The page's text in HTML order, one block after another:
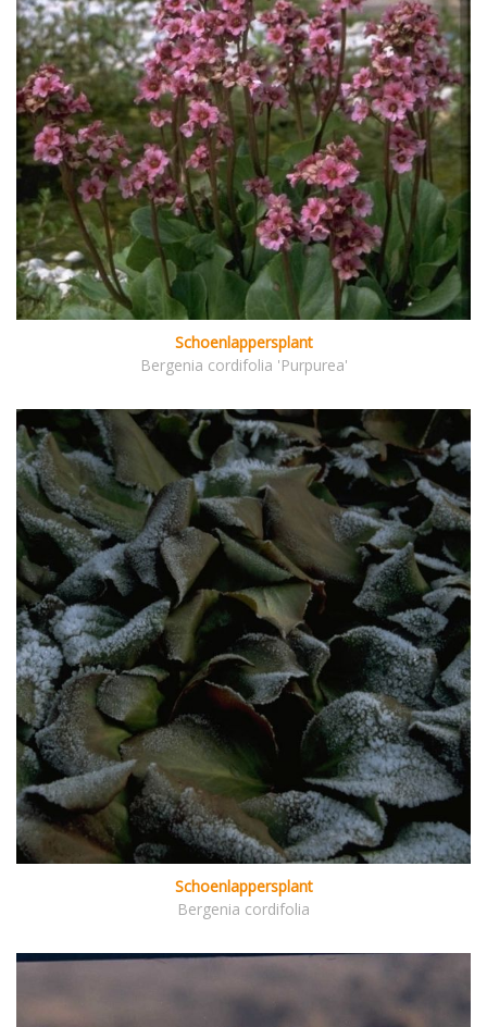
Schoenlappersplant
Bergenia cordifolia 'Purpurea'
Schoenlappersplant
Bergenia cordifolia